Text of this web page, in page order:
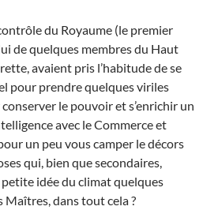
du Royaume (le premier
de quelques membres du Haut
avaient pris l’habitude de se
pour prendre quelques viriles
le pouvoir et s’enrichir un
avec le Commerce et
un peu vous camper le décors
qui, bien que secondaires,
idée du climat quelques
Maîtres, dans tout cela ?